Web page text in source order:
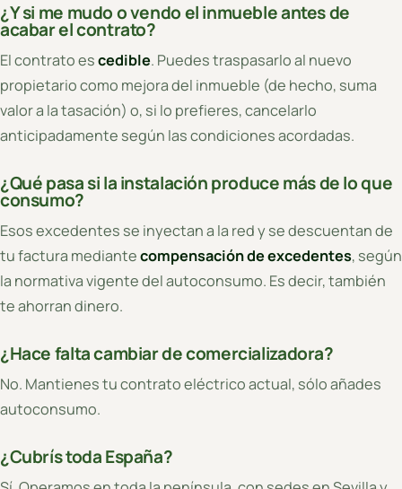
¿Y si me mudo o vendo el inmueble antes de
acabar el contrato?
El contrato escedible. Puedes traspasarlo al nuevo
propietario como mejora del inmueble (de hecho, suma
valor a la tasación) o, si lo prefieres, cancelarlo
anticipadamente según las condiciones acordadas.
¿Qué pasa si la instalación produce más de lo que
consumo?
Esos excedentes se inyectan a la red y se descuentan de
tu factura mediantecompensación de excedentes, según
la normativa vigente del autoconsumo. Es decir, también
te ahorran dinero.
¿Hace falta cambiar de comercializadora?
No. Mantienes tu contrato eléctrico actual, sólo añades
autoconsumo.
¿Cubrís toda España?